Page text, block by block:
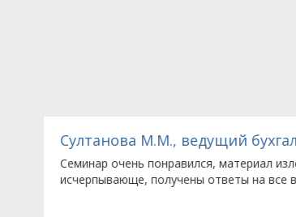
хлебопекарного оборудования»
Султанова М.М., ведущий
Семинар очень понравился, материал
исчерпывающе, получены ответы на все